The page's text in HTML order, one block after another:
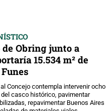
Obring junto a
15.534 m² de
Concejo contempla intervenir ocho
casco histórico, pavimentar
repavimentar Buenos Aires